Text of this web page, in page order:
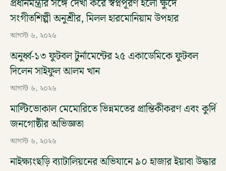
প্রধানমন্ত্রীর সঙ্গে দেখা করে স্বপ্নপূরণ হলো ক্ষুদে
সংগীতশিল্পী অনুশ্রীর, মিলল হারমোনিয়াম উপহার
আগস্ট ৬, ২০২৬
অনুর্ধ্ব-১৩ ফুটবল টুর্নামেন্টের ২৫ একাডেমিকে ফুটবল
দিলেন সাইফুল আলম খান
আগস্ট ৬, ২০২৬
মাল্টিভোকাল মেমোরিতে ভিন্নমতের প্রান্তিকীকরণ এবং কুর্দি
জনগোষ্ঠীর অভিজ্ঞতা
আগস্ট ৬, ২০২৬
নাইক্ষ্যংছড়ি ব্যাটালিয়নের অভিযানে ৯০ হাজার ইয়াবা উদ্ধার